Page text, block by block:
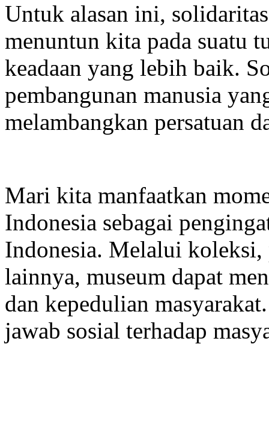
Untuk alasan ini,
menuntun kita pada suatu
keadaan yang lebih baik.
pembangunan manusia
melambangkan persatuan
Mari kita manfaatkan
Indonesia sebagai
Indonesia. Melalui koleksi,
lainnya, museum dapat
dan kepedulian
jawab sosial terhadap